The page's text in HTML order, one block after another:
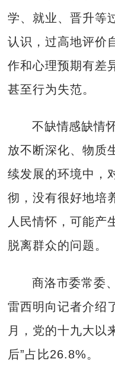
学、就业、晋升等
认识，过高地评价
作和心理预期有差
甚至行为失范。
不缺情感缺情
放不断深化、物质
续发展的环境中，
彻，没有很好地培
人民情怀，可能产
脱离群众的问题。
商洛市委常委
雷西明向记者介绍
月，党的十九大以
后”占比26.8%。